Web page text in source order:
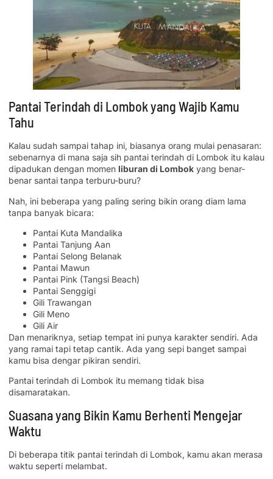
Pantai Terindah di Lombok yang Wajib Kamu
Tahu
Kalau sudah sampai tahap ini, biasanya orang mulai penasaran:
sebenarnya di mana saja sih pantai terindah di Lombok itu kalau
dipadukan dengan momen liburan di Lombok yang benar-
benar santai tanpa terburu-buru?
Nah, ini beberapa yang paling sering bikin orang diam lama
tanpa banyak bicara:
Pantai Kuta Mandalika
Pantai Tanjung Aan
Pantai Selong Belanak
Pantai Mawun
Pantai Pink (Tangsi Beach)
Pantai Senggigi
Gili Trawangan
Gili Meno
Gili Air
Dan menariknya, setiap tempat ini punya karakter sendiri. Ada
yang ramai tapi tetap cantik. Ada yang sepi banget sampai
kamu bisa dengar pikiran sendiri.
Pantai terindah di Lombok itu memang tidak bisa
disamaratakan.
Suasana yang Bikin Kamu Berhenti Mengejar
Waktu
Di beberapa titik pantai terindah di Lombok, kamu akan merasa
waktu seperti melambat.